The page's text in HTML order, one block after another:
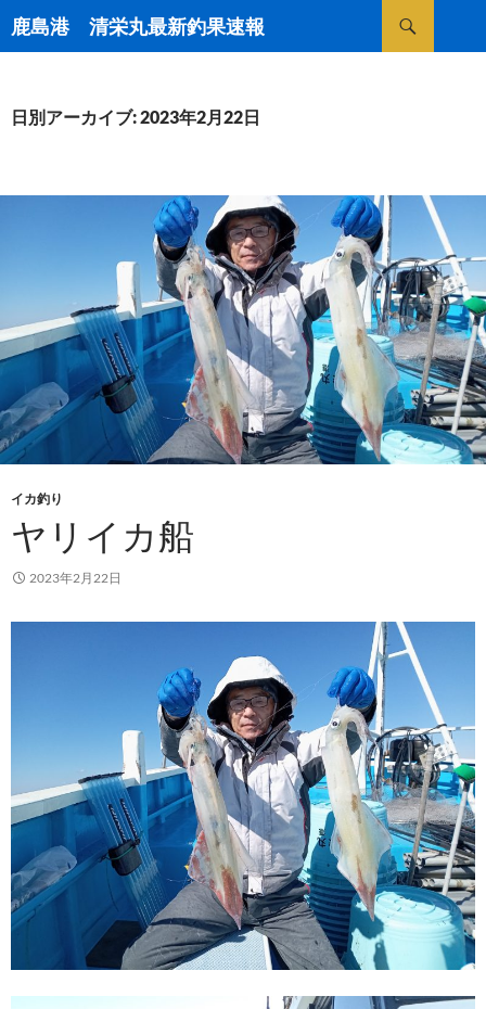
鹿島港 清栄丸最新釣果速報
検
索
ン
日別アーカイブ: 2023年2月22日
イカ釣り
ヤリイカ船
2023年2月22日